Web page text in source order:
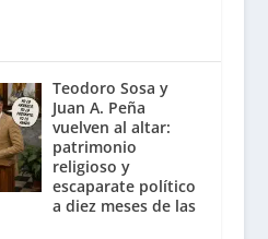
Teodoro Sosa y
Juan A. Peña
vuelven al altar:
patrimonio
religioso y
escaparate político
a diez meses de las